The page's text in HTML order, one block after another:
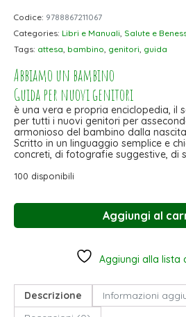
Codice: 9788867211067
Categories: Libri e Manuali, Salute e
Tags: attesa, bambino, genitori, guida
Abbiamo un bambino
Guida per nuovi genitori
è una vera e propria enciclopedia, il
per tutti i nuovi genitori per
armonioso del bambino dalla
Scritto in un linguaggio semplice e
concreti, di fotografie suggestive, di
100 disponibili
Aggiungi al
Aggiungi alla lista
Descrizione
Informazioni